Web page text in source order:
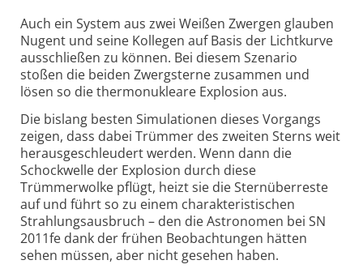
Auch ein System aus zwei Weißen Zwergen glauben
Nugent und seine Kollegen auf Basis der Lichtkurve
ausschließen zu können. Bei diesem Szenario
stoßen die beiden Zwergsterne zusammen und
lösen so die thermonukleare Explosion aus.
Die bislang besten Simulationen dieses Vorgangs
zeigen, dass dabei Trümmer des zweiten Sterns weit
herausgeschleudert werden. Wenn dann die
Schockwelle der Explosion durch diese
Trümmerwolke pflügt, heizt sie die Sternüberreste
auf und führt so zu einem charakteristischen
Strahlungsausbruch – den die Astronomen bei SN
2011fe dank der frühen Beobachtungen hätten
sehen müssen, aber nicht gesehen haben.